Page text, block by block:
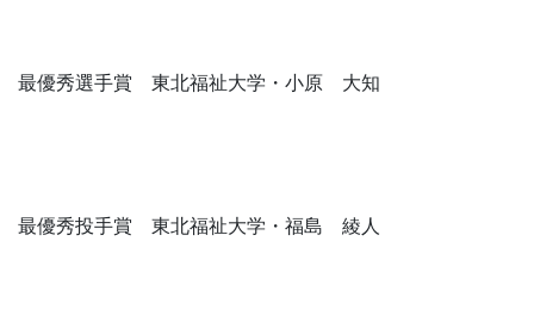
最優秀選手賞 東北福祉大学・小原 大知
最優秀投手賞 東北福祉大学・福島 綾人